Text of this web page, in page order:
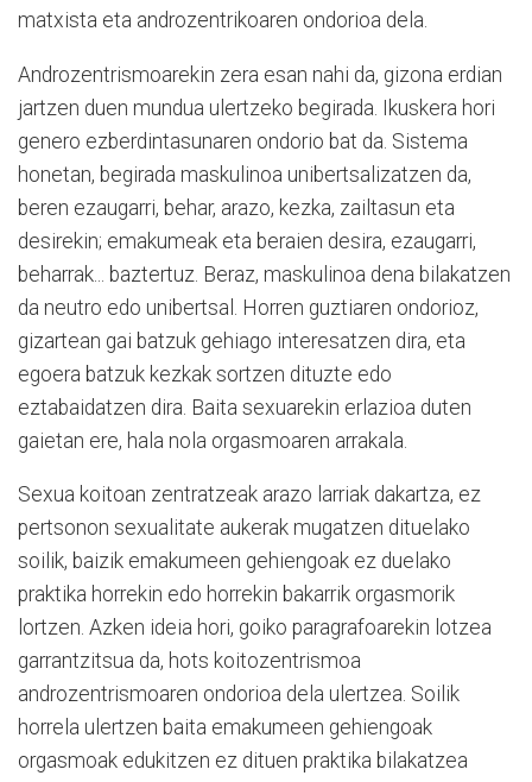
matxista eta androzentrikoaren ondorioa dela.
Androzentrismoarekin zera esan nahi da, gizona erdian
jartzen duen mundua ulertzeko begirada. Ikuskera hori
genero ezberdintasunaren ondorio bat da. Sistema
honetan, begirada maskulinoa unibertsalizatzen da,
beren ezaugarri, behar, arazo, kezka, zailtasun eta
desirekin; emakumeak eta beraien desira, ezaugarri,
beharrak... baztertuz. Beraz, maskulinoa dena bilakatzen
da neutro edo unibertsal. Horren guztiaren ondorioz,
gizartean gai batzuk gehiago interesatzen dira, eta
egoera batzuk kezkak sortzen dituzte edo
eztabaidatzen dira. Baita sexuarekin erlazioa duten
gaietan ere, hala nola orgasmoaren arrakala.
Sexua koitoan zentratzeak arazo larriak dakartza, ez
pertsonon sexualitate aukerak mugatzen dituelako
soilik, baizik emakumeen gehiengoak ez duelako
praktika horrekin edo horrekin bakarrik orgasmorik
lortzen. Azken ideia hori, goiko paragrafoarekin lotzea
garrantzitsua da, hots koitozentrismoa
androzentrismoaren ondorioa dela ulertzea. Soilik
horrela ulertzen baita emakumeen gehiengoak
orgasmoak edukitzen ez dituen praktika bilakatzea